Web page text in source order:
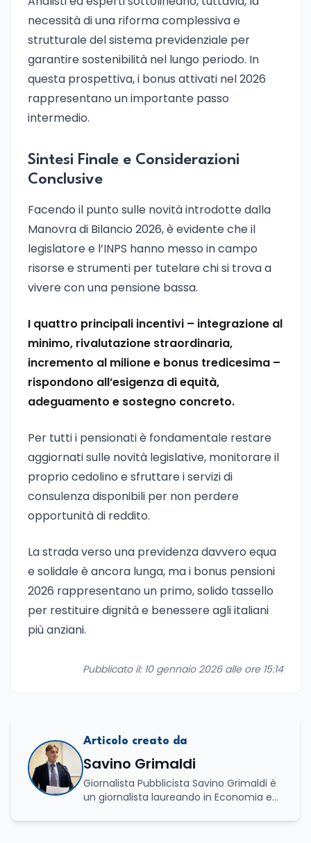
necessità di una riforma complessiva e
strutturale del sistema previdenziale per
garantire sostenibilità nel lungo periodo. In
questa prospettiva, i bonus attivati nel 2026
rappresentano un importante passo
intermedio.
Sintesi Finale e Considerazioni
Conclusive
Facendo il punto sulle novità introdotte dalla
Manovra di Bilancio 2026, è evidente che il
legislatore e l’INPS hanno messo in campo
risorse e strumenti per tutelare chi si trova a
vivere con una pensione bassa.
I quattro principali incentivi – integrazione al
minimo, rivalutazione straordinaria,
incremento al milione e bonus tredicesima –
rispondono all’esigenza di equità,
adeguamento e sostegno concreto.
Per tutti i pensionati è fondamentale restare
aggiornati sulle novità legislative, monitorare il
proprio cedolino e sfruttare i servizi di
consulenza disponibili per non perdere
opportunità di reddito.
La strada verso una previdenza davvero equa
e solidale è ancora lunga, ma i bonus pensioni
2026 rappresentano un primo, solido tassello
per restituire dignità e benessere agli italiani
più anziani.
Pubblicato il: 10 gennaio 2026 alle ore 15:14
Articolo creato da
Savino Grimaldi
Giornalista Pubblicista Savino Grimaldi è
un giornalista laureando in Economia e
maturata nel settore della formazione.